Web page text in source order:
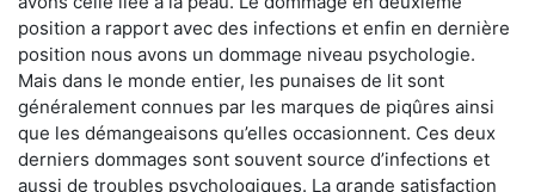
position a rapport avec des infections et enfin en dernière
position nous avons un dommage niveau psychologie.
Mais dans le monde entier, les punaises de lit sont
généralement connues par les marques de piqûres ainsi
que les démangeaisons qu’elles occasionnent. Ces deux
derniers dommages sont souvent source d’infections et
aussi de troubles psychologiques. La grande satisfaction